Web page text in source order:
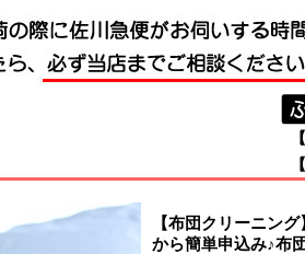
【布団クリーニン
から簡単申込み♪布